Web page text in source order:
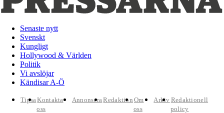
Senaste nytt
Svenskt
Kungligt
Hollywood & Världen
Politik
Vi avslöjar
Kändisar A-Ö
TipsaKontakta
oss
AnnonseraRedaktion Om
oss
Arkiv Redaktionell
policy